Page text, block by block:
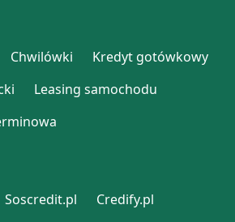
Chwilówki
Kredyt gotówkowy
Leasing samochodu
Soscredit.pl
Credify.pl